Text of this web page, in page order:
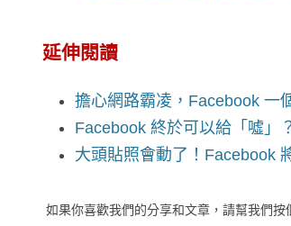
延伸閱讀
擔心網路霸凌，Facebook 一
Facebook 終於可以給「噓」
大頭貼照會動了！Facebook
如果你喜歡我們的分享和文章，請幫我們按